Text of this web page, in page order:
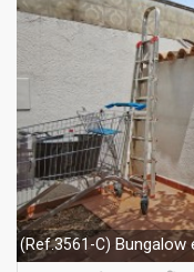
(Ref.3561-C) Bungalow